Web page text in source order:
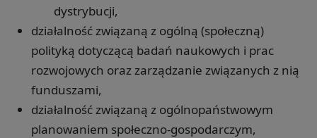
dystrybucji,
działalność związaną z ogólną (społeczną)
polityką dotyczącą badań naukowych i prac
rozwojowych oraz zarządzanie związanych z nią
funduszami,
działalność związaną z ogólnopaństwowym
planowaniem społeczno-gospodarczym,